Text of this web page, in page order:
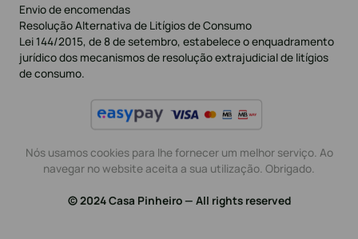
Envio de encomendas
Resolução Alternativa de Litígios de Consumo
Lei 144/2015, de 8 de setembro, estabelece o enquadramento
jurídico dos mecanismos de resolução extrajudicial de litígios
de consumo.
Nós usamos cookies para lhe fornecer um melhor serviço. Ao
navegar no website aceita a sua utilização. Obrigado.
© 2024 Casa Pinheiro — All rights reserved